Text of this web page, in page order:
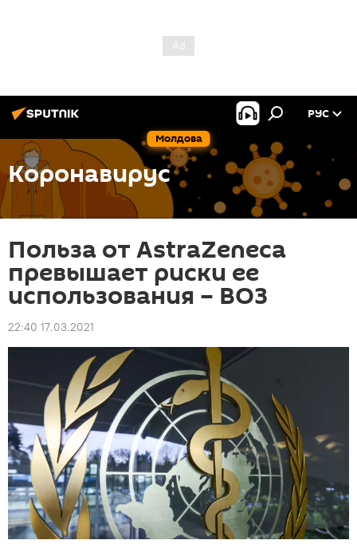
Молдова
РУС
Коронавирус
Польза от AstraZeneca
превышает риски ее
использования – ВОЗ
22:40 17.03.2021